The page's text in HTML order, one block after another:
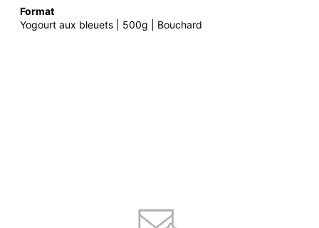
Format
Yogourt aux bleuets | 500g | Bouchard